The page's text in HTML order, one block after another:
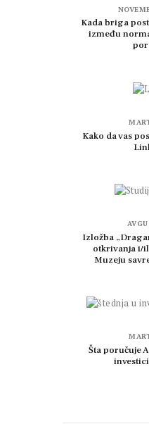
Kada briga
između
Kako da vas
Izložba
otkrivanja i/
Muzeju
Šta poručuje